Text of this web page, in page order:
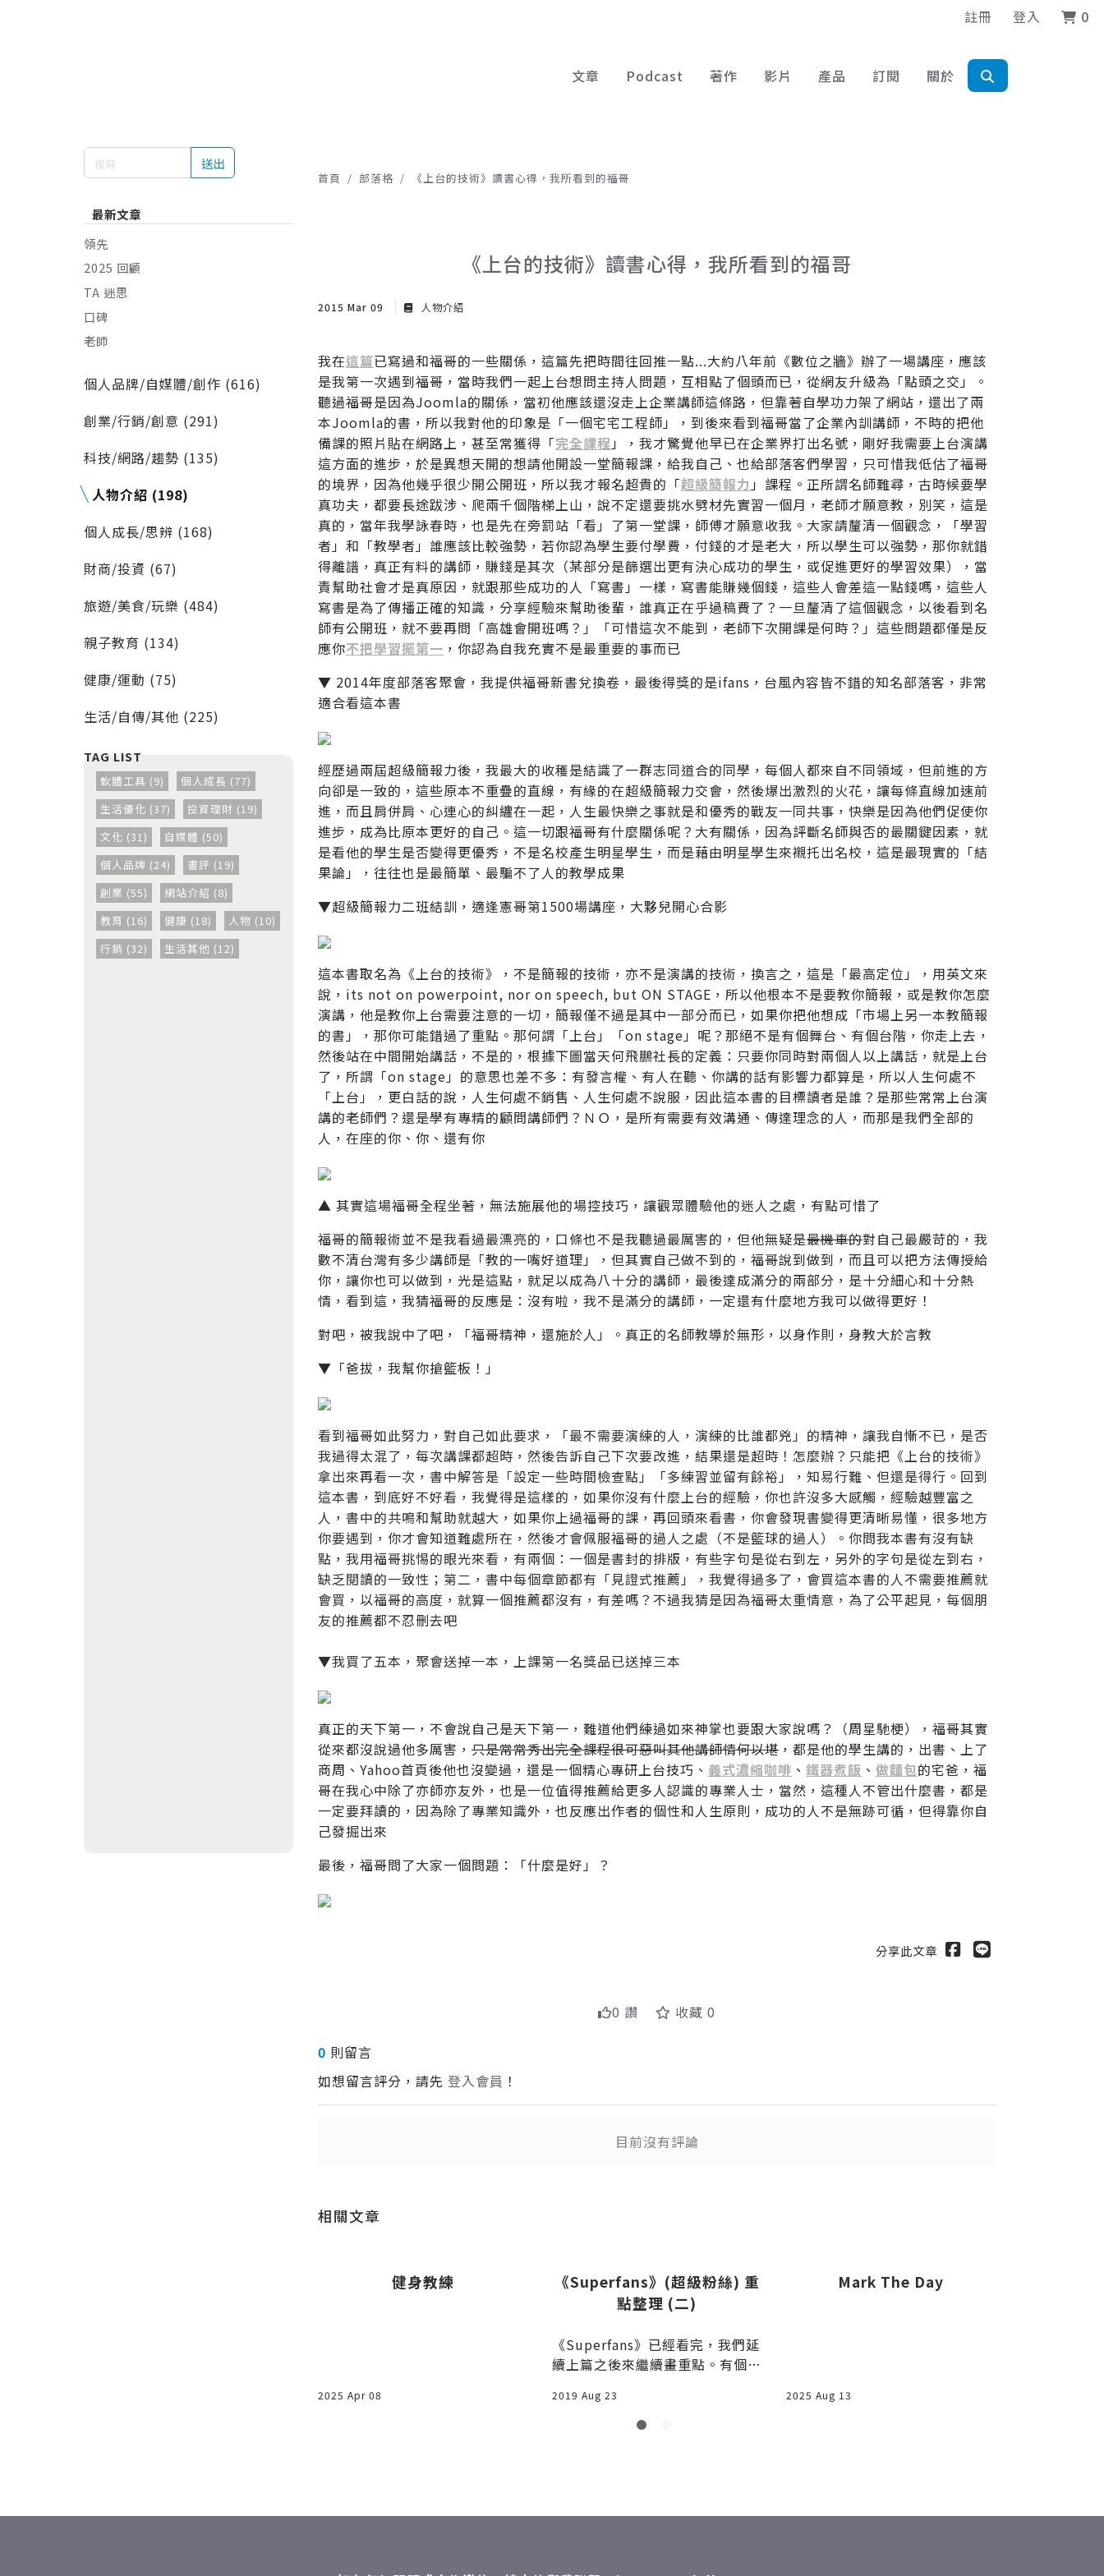
註冊 登入 0
文章 Podcast 著作 影片 產品 訂閱 關於
送出
最新文章
領先
2025 回顧
TA 迷思
口碑
老師
個人品牌/自媒體/創作 (616)
創業/行銷/創意 (291)
科技/網路/趨勢 (135)
人物介紹 (198)
個人成長/思辨 (168)
財商/投資 (67)
旅遊/美食/玩樂 (484)
親子教育 (134)
健康/運動 (75)
生活/自傳/其他 (225)
軟體工具 (9)
個人成長 (77)
生活優化 (37)
投資理財 (19)
文化 (31)
自媒體 (50)
個人品牌 (24)
書評 (19)
創業 (55)
網站介紹 (8)
教育 (16)
健康 (18)
人物 (10)
行銷 (32)
生活其他 (12)
首頁 部落格 《上台的技術》讀書心得，我所看到的福哥
《上台的技術》讀書心得，我所看到的福哥
2015 Mar 09 人物介紹
我在這篇已寫過和福哥的一些關係，這篇先把時間往回推一點...大約八年前《數位之牆》辦了一場講座，應該
是我第一次遇到福哥，當時我們一起上台想問主持人問題，互相點了個頭而已，從網友升級為「點頭之交」。
聽過福哥是因為Joomla的關係，當初他應該還沒走上企業講師這條路，但靠著自學功力架了網站，還出了兩
本Joomla的書，所以我對他的印象是「一個宅宅工程師」，到後來看到福哥當了企業內訓講師，不時的把他
備課的照片貼在網路上，甚至常獲得「完全課程」，我才驚覺他早已在企業界打出名號，剛好我需要上台演講
這方面的進步，於是異想天開的想請他開設一堂簡報課，給我自己、也給部落客們學習，只可惜我低估了福哥
的境界，因為他幾乎很少開公開班，所以我才報名超貴的「超級簡報力」課程。正所謂名師難尋，古時候要學
真功夫，都要長途跋涉、爬兩千個階梯上山，說不定還要挑水劈材先實習一個月，老師才願意教，別笑，這是
真的，當年我學詠春時，也是先在旁罰站「看」了第一堂課，師傅才願意收我。大家請釐清一個觀念，「學習
者」和「教學者」誰應該比較強勢，若你認為學生要付學費，付錢的才是老大，所以學生可以強勢，那你就錯
得離譜，真正有料的講師，賺錢是其次（某部分是篩選出更有決心成功的學生，或促進更好的學習效果），當
責幫助社會才是真原因，就跟那些成功的人「寫書」一樣，寫書能賺幾個錢，這些人會差這一點錢嗎，這些人
寫書是為了傳播正確的知識，分享經驗來幫助後輩，誰真正在乎過稿費了？一旦釐清了這個觀念，以後看到名
師有公開班，就不要再問「高雄會開班嗎？」「可惜這次不能到，老師下次開課是何時？」這些問題都僅是反
應你不把學習擺第一 ，你認為自我充實不是最重要的事而已
▼ 2014年度部落客聚會，我提供福哥新書兌換卷，最後得獎的是ifans，台風內容皆不錯的知名部落客，非常
適合看這本書
經歷過兩屆超級簡報力後，我最大的收穫是結識了一群志同道合的同學，每個人都來自不同領域，但前進的方
向卻是一致的，這些原本不重疊的直線，有緣的在超級簡報力交會，然後爆出激烈的火花，讓每條直線加速前
進，而且肩併肩、心連心的糾纏在一起，人生最快樂之事就是和優秀的戰友一同共事，快樂是因為他們促使你
進步，成為比原本更好的自己。這一切跟福哥有什麼關係呢？大有關係，因為評斷名師與否的最關鍵因素，就
是看他的學生是否變得更優秀，不是名校產生明星學生，而是藉由明星學生來襯托出名校，這是最現實的「結
果論」，往往也是最簡單、最騙不了人的教學成果
▼超級簡報力二班結訓，適逢憲哥第1500場講座，大夥兒開心合影
這本書取名為《上台的技術》，不是簡報的技術，亦不是演講的技術，換言之，這是「最高定位」，用英文來
說，its not on powerpoint, nor on speech, but ON STAGE，所以他根本不是要教你簡報，或是教你怎麼
演講，他是教你上台需要注意的一切，簡報僅不過是其中一部分而已，如果你把他想成「市場上另一本教簡報
的書」，那你可能錯過了重點。那何謂「上台」「on stage」呢？那絕不是有個舞台、有個台階，你走上去，
然後站在中間開始講話，不是的，根據下圖當天何飛鵬社長的定義：只要你同時對兩個人以上講話，就是上台
了，所謂「on stage」的意思也差不多：有發言權、有人在聽、你講的話有影響力都算是，所以人生何處不
「上台」，更白話的說，人生何處不銷售、人生何處不說服，因此這本書的目標讀者是誰？是那些常常上台演
講的老師們？還是學有專精的顧問講師們？ＮＯ，是所有需要有效溝通、傳達理念的人，而那是我們全部的
人，在座的你、你、還有你
▲ 其實這場福哥全程坐著，無法施展他的場控技巧，讓觀眾體驗他的迷人之處，有點可惜了
福哥的簡報術並不是我看過最漂亮的，口條也不是我聽過最厲害的，但他無疑是最機車的對自己最嚴苛的，我
數不清台灣有多少講師是「教的一嘴好道理」，但其實自己做不到的，福哥說到做到，而且可以把方法傳授給
你，讓你也可以做到，光是這點，就足以成為八十分的講師，最後達成滿分的兩部分，是十分細心和十分熱
情，看到這，我猜福哥的反應是：沒有啦，我不是滿分的講師，一定還有什麼地方我可以做得更好！
對吧，被我說中了吧，「福哥精神，還施於人」。真正的名師教導於無形，以身作則，身教大於言教
▼「爸拔，我幫你搶籃板！」
看到福哥如此努力，對自己如此要求，「最不需要演練的人，演練的比誰都兇」的精神，讓我自慚不已，是否
我過得太混了，每次講課都超時，然後告訴自己下次要改進，結果還是超時！怎麼辦？只能把《上台的技術》
拿出來再看一次，書中解答是「設定一些時間檢查點」「多練習並留有餘裕」，知易行難、但還是得行。回到
這本書，到底好不好看，我覺得是這樣的，如果你沒有什麼上台的經驗，你也許沒多大感觸，經驗越豐富之
人，書中的共鳴和幫助就越大，如果你上過福哥的課，再回頭來看書，你會發現書變得更清晰易懂，很多地方
你要遇到，你才會知道難處所在，然後才會佩服福哥的過人之處（不是籃球的過人）。你問我本書有沒有缺
點，我用福哥挑惕的眼光來看，有兩個：一個是書封的排版，有些字句是從右到左，另外的字句是從左到右，
缺乏閱讀的一致性；第二，書中每個章節都有「見證式推薦」，我覺得過多了，會買這本書的人不需要推薦就
會買，以福哥的高度，就算一個推薦都沒有，有差嗎？不過我猜是因為福哥太重情意，為了公平起見，每個朋
友的推薦都不忍刪去吧
▼我買了五本，聚會送掉一本，上課第一名獎品已送掉三本
真正的天下第一，不會說自己是天下第一，難道他們練過如來神掌也要跟大家說嗎？（周星馳梗），福哥其實
從來都沒說過他多厲害， 只是常常秀出完全課程很可惡叫其他講師情何以堪 ，都是他的學生講的，出書、上了
商周、Yahoo首頁後他也沒變過，還是一個精心專研上台技巧、 義式濃縮咖啡 、 鐵器煮飯 、 做麵包的宅爸，福
哥在我心中除了亦師亦友外，也是一位值得推薦給更多人認識的專業人士，當然，這種人不管出什麼書，都是
一定要拜讀的，因為除了專業知識外，也反應出作者的個性和人生原則，成功的人不是無跡可循，但得靠你自
己發掘出來
最後，福哥問了大家一個問題：「什麼是好」？
分享此文章
0 讚 收藏 0
0 則留言
如想留言評分，請先 登入會員 ！
目前沒有評論
相關文章
析的某
健身教練
2025 Apr 08
《Superfans》(超級粉絲) 重
點整理 (二)
《Superfans》已經看完，我們延
續上篇之後來繼續畫重點。有個觀
2019 Aug 23
Mark The Day
2025 Aug 13
時跟著路牌